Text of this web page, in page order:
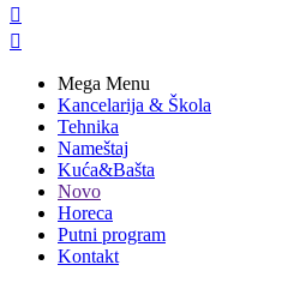


Mega Menu
Kancelarija & Škola
Tehnika
Nameštaj
Kuća&Bašta
Novo
Horeca
Putni program
Kontakt